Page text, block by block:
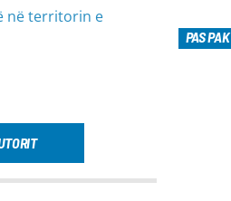
në territorin e
PAS PAK